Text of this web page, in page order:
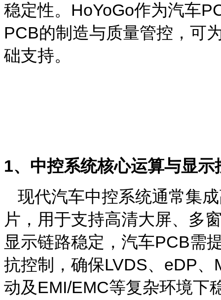
稳定性。 HoYoGo作为汽车P
PCB的制造与质量管控，可
础支持。
1、中控系统核心运算与显示
现代汽车中控系统通常集
片，用于支持高清大屏、多
显示链路稳定， 汽车PCB需
抗控制，确保LVDS、 eDP、
动及 EMI/EMC等复杂环境下